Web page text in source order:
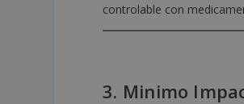
controlable con
3. Minimo